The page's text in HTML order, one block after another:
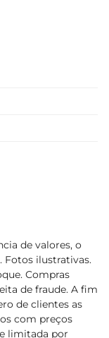
de valores, o
Fotos ilustrativas.
Compras
de fraude. A fim
de clientes as
com preços
limitada por